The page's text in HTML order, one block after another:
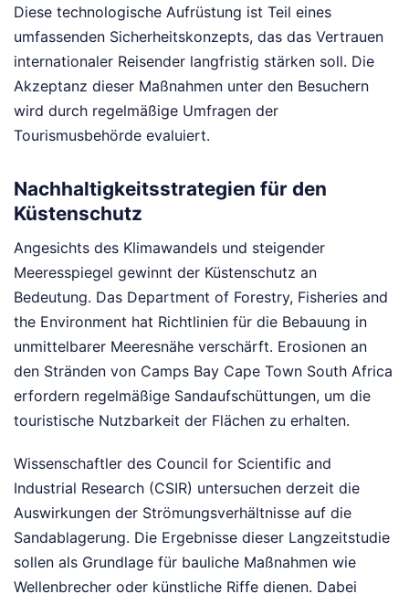
Diese technologische Aufrüstung ist Teil eines
umfassenden Sicherheitskonzepts, das das Vertrauen
internationaler Reisender langfristig stärken soll. Die
Akzeptanz dieser Maßnahmen unter den Besuchern
wird durch regelmäßige Umfragen der
Tourismusbehörde evaluiert.
Nachhaltigkeitsstrategien für den
Küstenschutz
Angesichts des Klimawandels und steigender
Meeresspiegel gewinnt der Küstenschutz an
Bedeutung. Das Department of Forestry, Fisheries and
the Environment hat Richtlinien für die Bebauung in
unmittelbarer Meeresnähe verschärft. Erosionen an
den Stränden von Camps Bay Cape Town South Africa
erfordern regelmäßige Sandaufschüttungen, um die
touristische Nutzbarkeit der Flächen zu erhalten.
Wissenschaftler des Council for Scientific and
Industrial Research (CSIR) untersuchen derzeit die
Auswirkungen der Strömungsverhältnisse auf die
Sandablagerung. Die Ergebnisse dieser Langzeitstudie
sollen als Grundlage für bauliche Maßnahmen wie
Wellenbrecher oder künstliche Riffe dienen. Dabei